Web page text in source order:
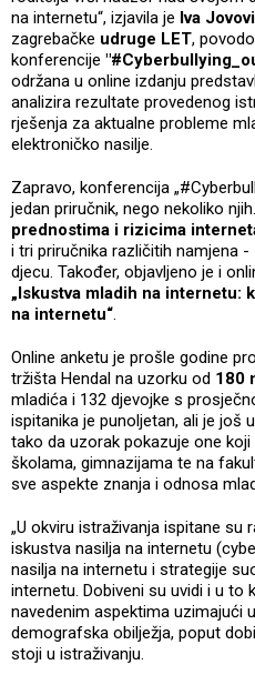
na internetu“, izjavila je Iva
zagrebačke udruge LET,
konferencije
održana u online izdanju
analizira rezultate provedenog
rješenja za aktualne probleme
elektroničko nasilje.
Zapravo, konferencija
jedan priručnik, nego nekoliko
prednostima i rizicima
i tri priručnika različitih namjena
djecu. Također, objavljeno je i
„Iskustva mladih na internetu:
na internetu“.
Online anketu je prošle godine
tržišta Hendal na uzorku od 180
mladića i 132 djevojke s
ispitanika je punoljetan, ali je još
tako da uzorak pokazuje one
školama, gimnazijama te na
sve aspekte znanja i odnosa
„U okviru istraživanja ispitane su
iskustva nasilja na internetu
nasilja na internetu i strategije
internetu. Dobiveni su uvidi i u to
navedenim aspektima uzimajući
demografska obilježja, poput
stoji u istraživanju.